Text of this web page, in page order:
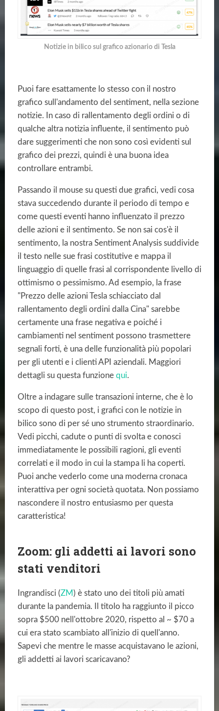
Notizie in bilico sul grafico azionario di Tesla
Puoi fare esattamente lo stesso con il nostro
grafico sull'andamento del sentiment, nella sezione
notizie. In caso di rallentamento degli ordini o di
qualche altra notizia influente, il sentimento può
dare suggerimenti che non sono così evidenti sul
grafico dei prezzi, quindi è una buona idea
controllare entrambi.
Passando il mouse su questi due grafici, vedi cosa
stava succedendo durante il periodo di tempo e
come questi eventi hanno influenzato il prezzo
delle azioni e il sentimento. Se non sai cos'è il
sentimento, la nostra Sentiment Analysis suddivide
il testo nelle sue frasi costitutive e mappa il
linguaggio di quelle frasi al corrispondente livello di
ottimismo o pessimismo. Ad esempio, la frase
"Prezzo delle azioni Tesla schiacciato dal
rallentamento degli ordini dalla Cina" sarebbe
certamente una frase negativa e poiché i
cambiamenti nel sentiment possono trasmettere
segnali forti, è una delle funzionalità più popolari
per gli utenti e i clienti API aziendali. Maggiori
dettagli su questa funzione qui.
Oltre a indagare sulle transazioni interne, che è lo
scopo di questo post, i grafici con le notizie in
bilico sono di per sé uno strumento straordinario.
Vedi picchi, cadute o punti di svolta e conosci
immediatamente le possibili ragioni, gli eventi
correlati e il modo in cui la stampa li ha coperti.
Puoi anche vederlo come una moderna cronaca
interattiva per ogni società quotata. Non possiamo
nascondere il nostro entusiasmo per questa
caratteristica!
Zoom: gli addetti ai lavori sono
stati venditori
Ingrandisci (ZM ) è stato uno dei titoli più amati
durante la pandemia. Il titolo ha raggiunto il picco
sopra $500 nell'ottobre 2020, rispetto al ~ $70 a
cui era stato scambiato all'inizio di quell'anno.
Sapevi che mentre le masse acquistavano le azioni,
gli addetti ai lavori scaricavano?